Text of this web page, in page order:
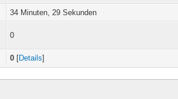
34 Minuten, 29 Sekunden
0
0 [Details]